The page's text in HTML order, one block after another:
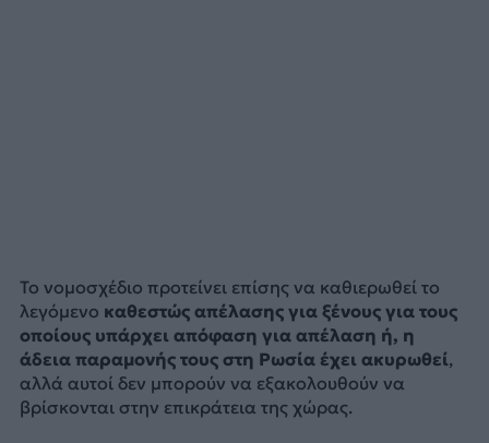
Το νομοσχέδιο προτείνει επίσης να καθιερωθεί το
λεγόμενο καθεστώς απέλασης για ξένους για τους
οποίους υπάρχει απόφαση για απέλαση ή, η
άδεια παραμονής τους στη Ρωσία έχει ακυρωθεί,
αλλά αυτοί δεν μπορούν να εξακολουθούν να
βρίσκονται στην επικράτεια της χώρας.